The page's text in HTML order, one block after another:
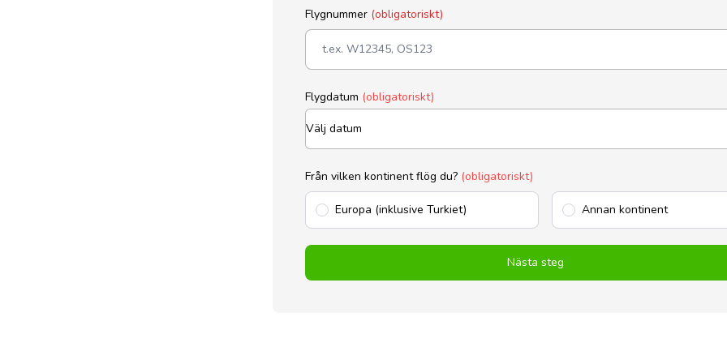
Flygnummer (obligatoriskt)
Flygdatum (obligatoriskt)
Från vilken kontinent flög du? (obligatoriskt)
Europa (inklusive Turkiet) Annan kontinent
Nästa steg